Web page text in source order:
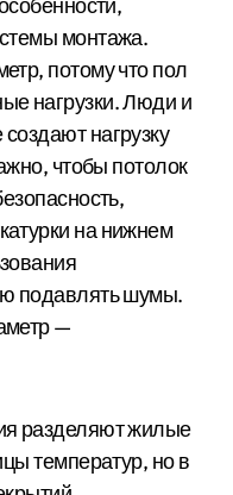
монтажа.
потому что пол
нагрузки. Люди и
нагрузку
чтобы потолок
на нижнем
подавлять шумы.
—
разделяют жилые
температур, но в